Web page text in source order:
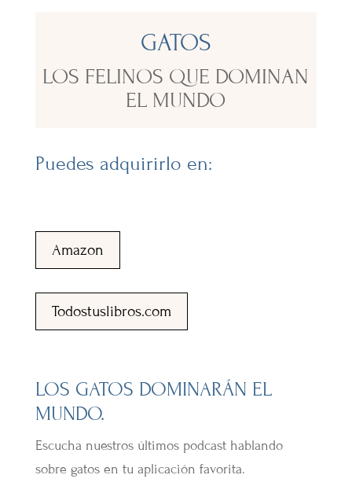
GATOS
LOS FELINOS QUE DOMINAN
EL MUNDO
Puedes adquirirlo en:
Amazon
Todostuslibros.com
LOS GATOS DOMINARÁN EL
MUNDO.
Escucha nuestros últimos podcast hablando
sobre gatos en tu aplicación favorita.